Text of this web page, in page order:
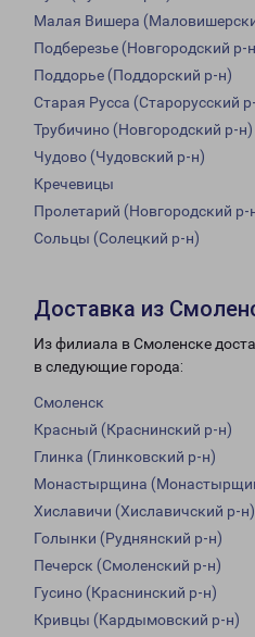
Малая Вишера
Подберезье (Новгородский р-
Поддорье (Поддорский р-н)
Старая Русса (Старорусский
Трубичино (Новгородский р-н)
Чудово (Чудовский р-н)
Кречевицы
Пролетарий (Новгородский р-
Сольцы (Солецкий р-н)
Доставка из
Из филиала в Смоленске
в следующие города:
Смоленск
Красный (Краснинский р-н)
Глинка (Глинковский р-н)
Монастырщина
Хиславичи (Хиславичский р-н)
Голынки (Руднянский р-н)
Печерск (Смоленский р-н)
Гусино (Краснинский р-н)
Кривцы (Кардымовский р-н)